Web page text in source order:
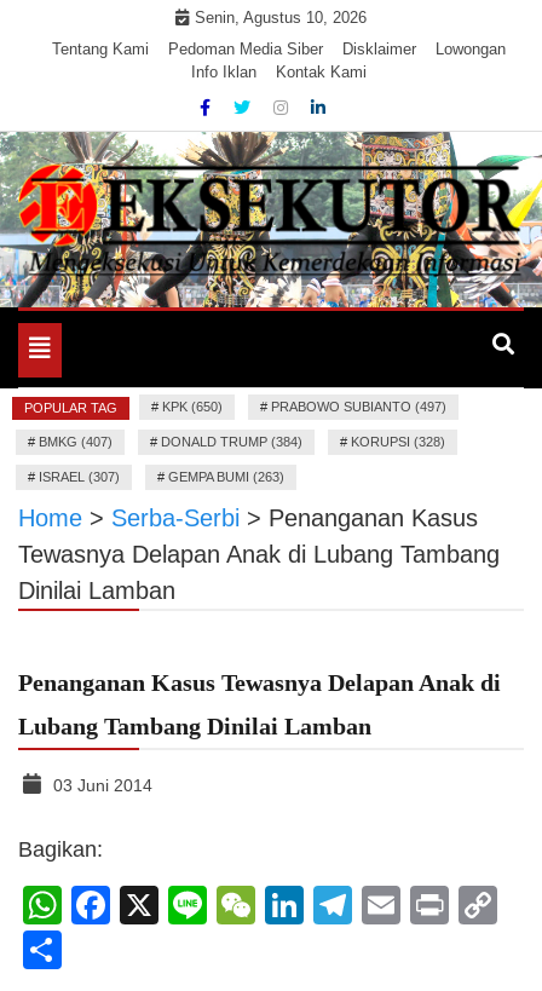
Senin, Agustus 10, 2026
Tentang Kami
Pedoman Media Siber Disklaimer
Lowongan
Info Iklan
Kontak Kami
EKSEKUTOR
Mengeksekusi Berita Untuk Kemerdekaan dan Keadilan
Toggle
navigation
POPULAR TAG # KPK (650) # PRABOWO SUBIANTO (497)
# BMKG (407) # DONALD TRUMP (384) # KORUPSI (328)
# ISRAEL (307) # GEMPA BUMI (263)
Home > Serba-Serbi > Penanganan Kasus
Tewasnya Delapan Anak di Lubang Tambang
Dinilai Lamban
Penanganan Kasus Tewasnya Delapan Anak di
Lubang Tambang Dinilai Lamban
03 Juni 2014
Bagikan:
WhatsApp
Facebook
X LineWeChat
LinkedIn
Telegram
Email
Print